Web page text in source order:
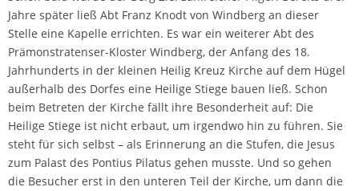
Jahre später ließ Abt Franz Knodt von Windberg an dieser
Stelle eine Kapelle errichten. Es war ein weiterer Abt des
Prämonstratenser-Kloster Windberg, der Anfang des 18.
Jahrhunderts in der kleinen Heilig Kreuz Kirche auf dem Hügel
außerhalb des Dorfes eine Heilige Stiege bauen ließ. Schon
beim Betreten der Kirche fällt ihre Besonderheit auf: Die
Heilige Stiege ist nicht erbaut, um irgendwo hin zu führen. Sie
steht für sich selbst – als Erinnerung an die Stufen, die Jesus
zum Palast des Pontius Pilatus gehen musste. Und so gehen
die Besucher erst in den unteren Teil der Kirche, um dann die